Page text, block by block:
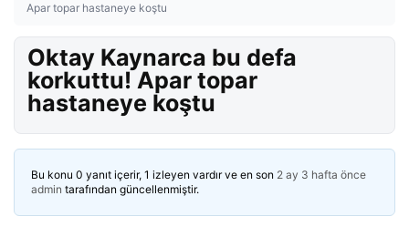
Apar topar hastaneye koştu
Oktay Kaynarca bu defa
korkuttu! Apar topar
hastaneye koştu
Bu konu 0 yanıt içerir, 1 izleyen vardır ve en son 2 ay 3 hafta önce
admin tarafından güncellenmiştir.